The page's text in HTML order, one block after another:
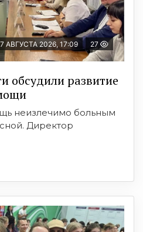
7 АВГУСТА 2026, 17:09 27
обсудили развитие
неизлечимо больным
Директор